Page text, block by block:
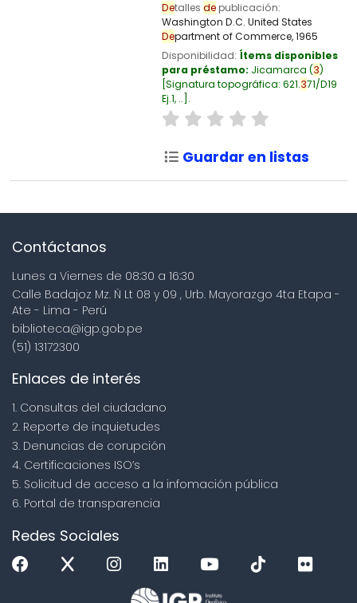
Detalles depublicación:
Washington D.C. United States
Department of Commerce,1965
Disponibilidad: Ítems disponibles
para préstamo: Jicamarca (3)
Signatura topográfica: 621.371/D19
Ej.1, .. .
Guardar en listas
Contáctanos
Lunes a Viernes de 08:30 a 16:30
Calle Badajoz Mz. Ñ Lt 08 y 09 , Urb. Mayorazgo 4ta Etapa -
Ate - Lima - Perú
biblioteca@igp.gob.pe
(51) 13172300
Enlaces de interés
1. Consultas del ciudadano
2. Reporte de inquietudes
3. Denuncias de corupción
4. Certificaciones ISO’s
5. Solicitud de acceso a la infomación pública
6. Portal de transparencia
Redes Sociales